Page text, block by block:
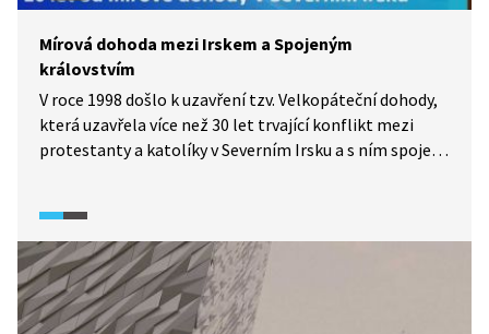
Mírová dohoda mezi Irskem a Spojeným
královstvím
V roce 1998 došlo k uzavření tzv. Velkopáteční dohody,
která uzavřela více než 30 let trvající konflikt mezi
protestanty a katolíky v Severním Irsku a s ním spojený
z Evropské unie. Jak obtížná byla cesta k tomuto
kompromisu? Které kroky na cestě k němu byly
nejnáročnější?